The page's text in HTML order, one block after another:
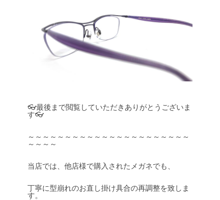
👓最後まで閲覧していただきありがとうございま
す👓
～～～～～～～～～～～～～～～～～～～～～～
～～～～
当店では、他店様で購入されたメガネでも、
丁寧に型崩れのお直し掛け具合の再調整を致しま
す。